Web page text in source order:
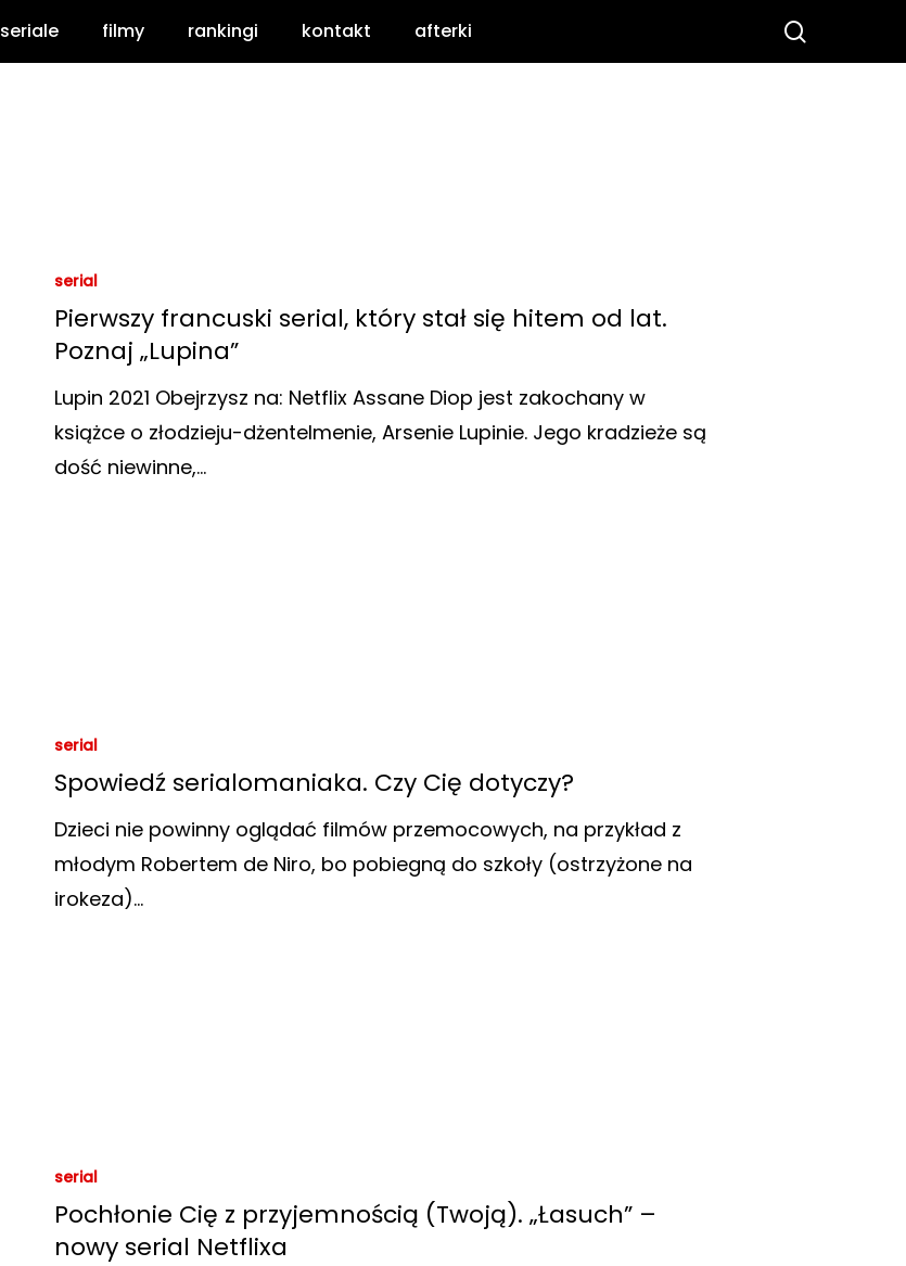
seriale filmy rankingi kontakt afterki
serial
Pierwszy francuski serial, który stał się hitem od lat.
Poznaj „Lupina”
Lupin 2021 Obejrzysz na: Netflix Assane Diop jest zakochany w
książce o złodzieju-dżentelmenie, Arsenie Lupinie. Jego kradzieże są
dość niewinne,…
serial
Spowiedź serialomaniaka. Czy Cię dotyczy?
Dzieci nie powinny oglądać filmów przemocowych, na przykład z
młodym Robertem de Niro, bo pobiegną do szkoły (ostrzyżone na
irokeza)…
serial
Pochłonie Cię z przyjemnością (Twoją). „Łasuch” –
nowy serial Netflixa